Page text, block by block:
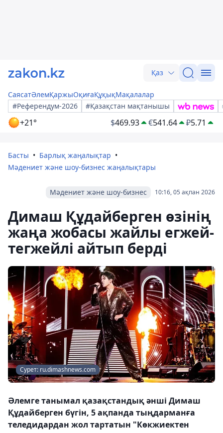
Қаз
СаясатӘлемҚаржыОқиғаҚұқықМақалалар
#Референдум-2026
#Қазақстан мақтанышы
+21° $469.93 €541.64 ₽5.71
Басты
Барлық жаңалықтар
Мәдениет және шоу-бизнес жаңалықтары
10:16, 05 ақпан 2026
Мәдениет және шоу-бизнес
Димаш Құдайберген өзінің
жаңа жобасы жайлы егжей-
тегжейлі айтып берді
Сурет: ru.dimashnews.com
Әлемге танымал қазақстандық әнші Димаш
Құдайберген бүгін, 5 ақпанда тыңдарманға
теледидардан жол тартатын "Көкжиектен